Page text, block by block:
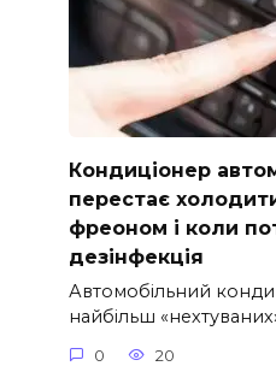
Кондиціонер
перестає
фреоном і коли
дезінфекція
Автомобільний
найбільш
0 20